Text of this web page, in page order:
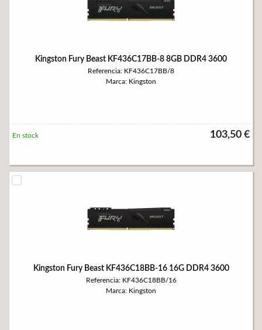
Kingston Fury Beast KF436C17BB-8 8GB DDR4 3600
Referencia: KF436C17BB/8
Marca: Kingston
103,50 €
En stock
Kingston Fury Beast KF436C18BB-16 16G DDR4 3600
Referencia: KF436C18BB/16
Marca: Kingston